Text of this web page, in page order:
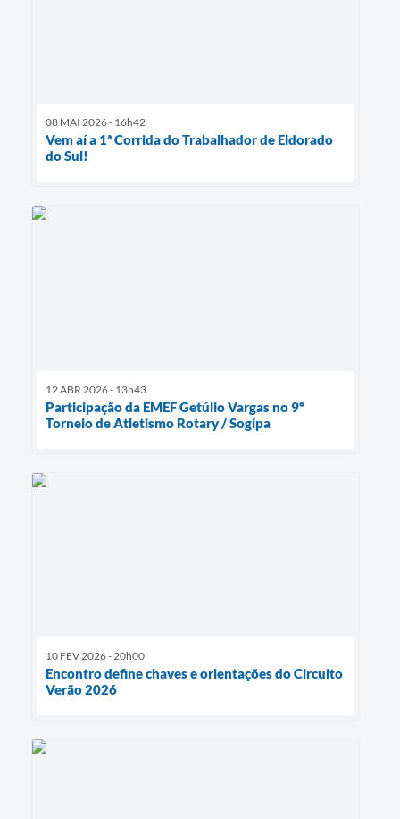
08 MAI 2026 - 16h42
Vem aí a 1ª Corrida do Trabalhador de Eldorado
do Sul!
12 ABR 2026 - 13h43
Participação da EMEF Getúlio Vargas no 9º
Torneio de Atletismo Rotary / Sogipa
10 FEV 2026 - 20h00
Encontro define chaves e orientações do Circuito
Verão 2026